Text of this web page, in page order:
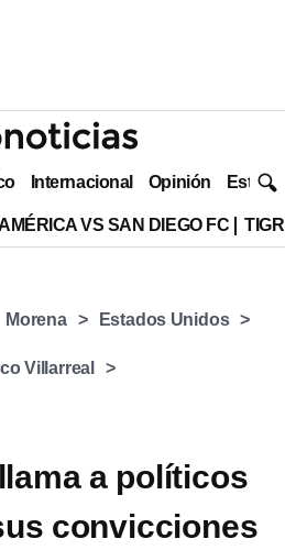
Internacional Opinión Estilo
VS SAN DIEGO FC
Morena Estados Unidos
Villarreal
a políticos
convicciones